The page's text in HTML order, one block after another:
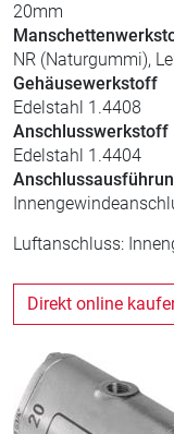
20mm
NR (Naturgummi),
Gehäusewerkstoff
Edelstahl 1.4408
Anschlusswerkstoff
Edelstahl 1.4404
Luftanschluss:
Direkt online